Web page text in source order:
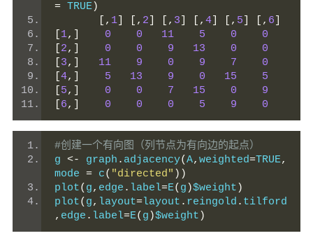
= TRUE)
[, 1 [, 2 [, 3 [, 4 [, 5 [, 6
1,] 0 0 11 5 0
0
2,] 0 0 9 13 0
0
3,] 11 9 0 9 7
0
4,] 5 13 9 0 15
5
5,] 0 0 7 15 0
9
6,] 0 0 0 5 9 0
#创建一个有向图（列节点为有向边的起点）
g <- graph . adjacency(A, weighted=TRUE,
mode = c( "directed" ))
plot( g, edge . label=E( g )$weight )
plot( g, layout=layout . reingold . tilford
, edge . label=E( g )$weight )